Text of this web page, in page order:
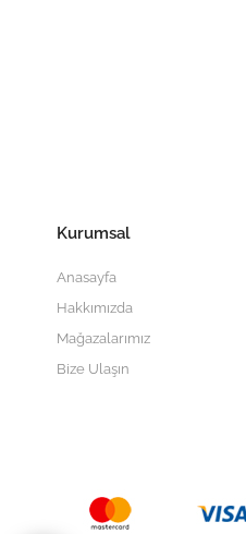
Kurumsal
Anasayfa
Hakkımızda
Mağazalarımız
Bize Ulaşın